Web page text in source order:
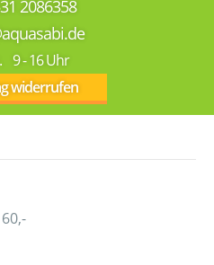
2086358
9 - 16 Uhr
widerrufen